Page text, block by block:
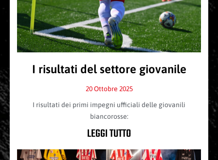
I risultati del settore giovanile
20 Ottobre 2025
I risultati dei primi impegni ufficiali delle giovanili
biancorosse:
LEGGI TUTTO